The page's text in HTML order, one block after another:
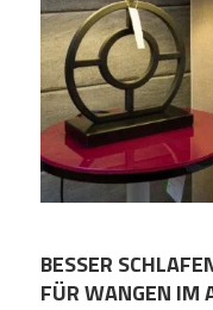
BESSER
FÜR WANGEN IM